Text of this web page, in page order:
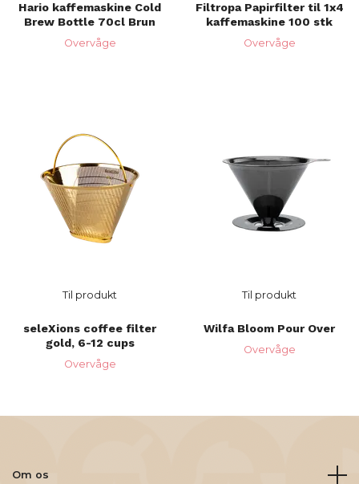
Hario kaffemaskine Cold
Brew Bottle 70cl Brun
Overvåge
Filtropa Papirfilter til 1x4
kaffemaskine 100 stk
Overvåge
Til produkt
seleXions coffee filter
gold, 6-12 cups
Overvåge
Til produkt
Wilfa Bloom Pour Over
Overvåge
Om os